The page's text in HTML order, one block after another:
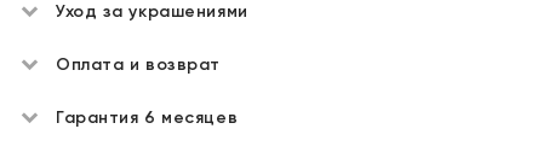
Уход за украшениями
Оплата и возврат
Гарантия 6 месяцев